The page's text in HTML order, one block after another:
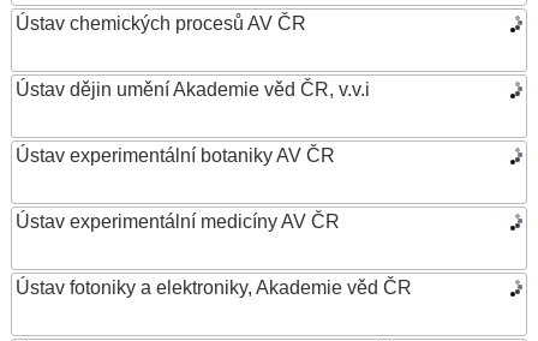
Ústav chemických procesů AV ČR
Ústav dějin umění Akademie věd ČR, v.v.i
Ústav experimentální botaniky AV ČR
Ústav experimentální medicíny AV ČR
Ústav fotoniky a elektroniky, Akademie věd ČR